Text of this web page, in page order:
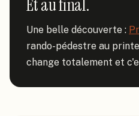
Et au final.
Une belle découverte :
rando-pédestre au
change totalement et